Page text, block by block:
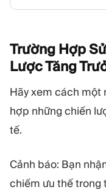
Trường Hợp
Lược Tăng
Hãy xem cách một
hợp những chiến
tế.
Cảnh báo: Bạn
chiếm ưu thế trong